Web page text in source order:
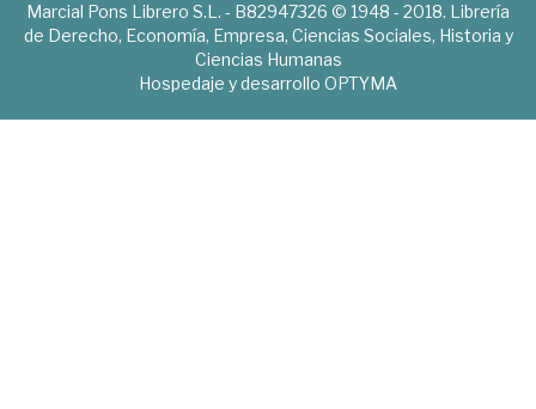
Marcial Pons Librero S.L. - B82947326 © 1948 - 2018. Librería
de Derecho, Economía, Empresa, Ciencias Sociales, Historia y
Ciencias Humanas
Hospedaje y desarrollo OPTYMA